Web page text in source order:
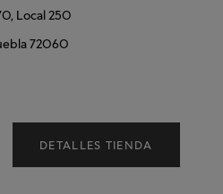
Local 250
72060
DETALLES TIENDA